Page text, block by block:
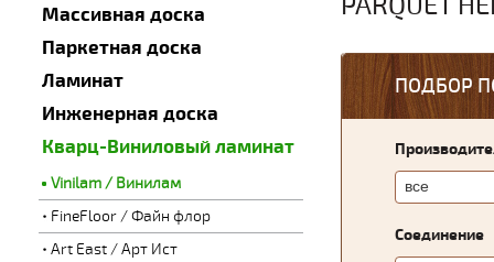
Массивная доска
Паркетная доска
Ламинат
Инженерная доска
Кварц-Виниловый ламинат
Vinilam / Винилам
FineFloor / Файн флор
Art East / Арт Ист
ПОДБОР
Соединение